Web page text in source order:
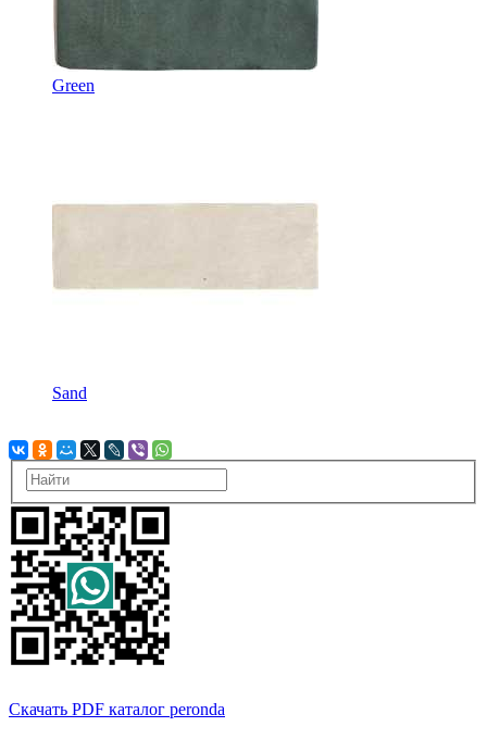
Green
Sand
Скачать PDF каталог peronda